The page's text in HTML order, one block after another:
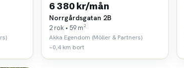
6 380 kr/mån
Norrgårdsgatan 2B
2 rok • 59 m²
Akka Egendom (Möller & Partners)
~0,4 km bort